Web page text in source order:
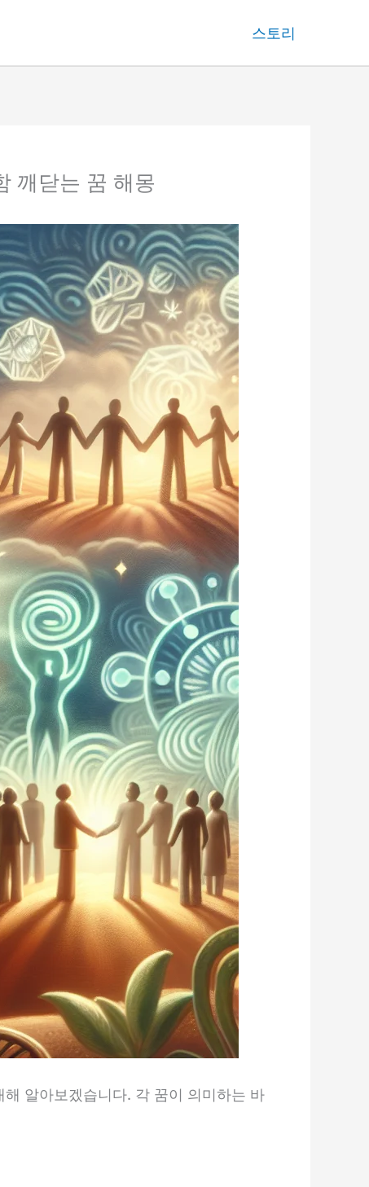
스토리
깨닫는 꿈 해몽
알아보겠습니다. 각 꿈이 의미하는 바